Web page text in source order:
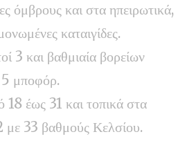
όμβρους και στα ηπειρωτικά,
καταιγίδες.
3 και βαθμιαία βορείων
5 μποφόρ.
έως 31 και τοπικά στα
με 33 βαθμούς Κελσίου.